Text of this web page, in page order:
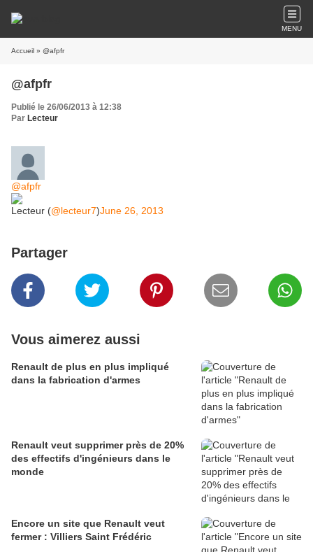
MENU
Accueil » @afpfr
@afpfr
Publié le 26/06/2013 à 12:38
Par Lecteur
@afpfr
Lecteur (@lecteur7)June 26, 2013
Partager
Vous aimerez aussi
Renault de plus en plus impliqué
dans la fabrication d'armes
Renault veut supprimer près de 20%
des effectifs d'ingénieurs dans le
monde
Encore un site que Renault veut
fermer : Villiers Saint Frédéric